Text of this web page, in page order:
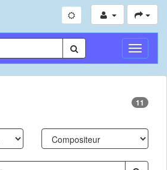
Toggle
11